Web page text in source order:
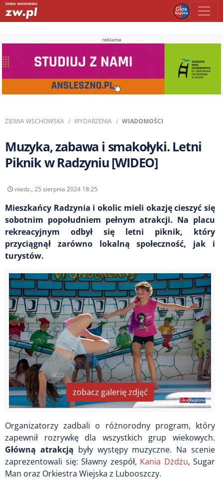
reklama
ZIEMIA WSCHOWSKA WYDARZENIA WIADOMOŚCI
Muzyka, zabawa i smakołyki. Letni
Piknik w Radzyniu [WIDEO]
niedz., 25 sierpnia 2024 18:25
Mieszkańcy Radzynia i okolic mieli okazję cieszyć się
sobotnim popołudniem pełnym atrakcji. Na placu
rekreacyjnym odbył się letni piknik, który
przyciągnął zarówno lokalną społeczność, jak i
turystów.
zobacz galerię zdjęć
Organizatorzy zadbali o różnorodny program, który
zapewnił rozrywkę dla wszystkich grup wiekowych.
Główną atrakcją były występy muzyczne. Na scenie
zaprezentowali się: Sławny zespół, Kania Dżdżu, Sugar
Man oraz Orkiestra Wiejska z Lubooszczy.